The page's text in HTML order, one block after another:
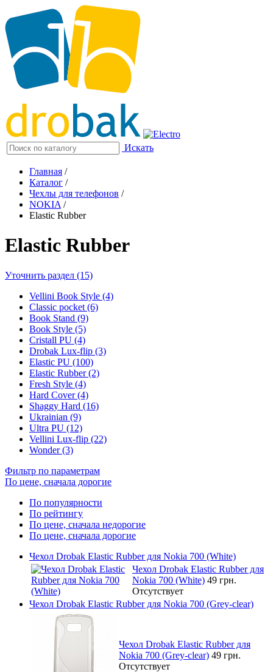
Искать
Главная /
Каталог /
Чехлы для телефонов /
NOKIA /
Elastic Rubber
Elastic Rubber
Уточнить раздел (15)
Vellini Book Style (4)
Classic pocket (6)
Book Stand (9)
Book Style (5)
Cristall PU (4)
Drobak Lux-flip (3)
Elastic PU (100)
Elastic Rubber (2)
Fresh Style (4)
Hard Cover (4)
Shaggy Hard (16)
Ukrainian (9)
Ultra PU (12)
Vellini Lux-flip (22)
Wonder (3)
Фильтр по параметрам
По цене, сначала дорогие
По популярности
По рейтингу
По цене, сначала недорогие
По цене, сначала дорогие
Чехол Drobak Elastic Rubber для Nokia 700 (White)
Чехол Drobak Elastic Rubber для
Nokia 700 (White) 49 грн.
Отсутствует
Чехол Drobak Elastic Rubber для Nokia 700 (Grey-clear)
Чехол Drobak Elastic Rubber для
Nokia 700 (Grey-clear) 49 грн.
Отсутствует